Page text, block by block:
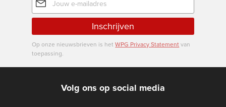
mailadres
Inschrijven
Op onze nieuwsbrieven is hetWPG Privacy Statementvan
toepassing.
Volg ons op social media